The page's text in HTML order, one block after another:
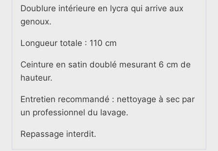
Doublure intérieure en lycra qui arrive aux
genoux.
Longueur totale : 110 cm
Ceinture en satin doublé mesurant 6 cm de
hauteur.
Entretien recommandé : nettoyage à sec par
un professionnel du lavage.
Repassage interdit.